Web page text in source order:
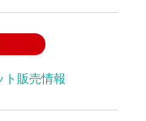
販売情報